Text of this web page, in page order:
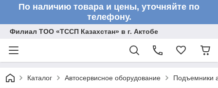
По наличию товара и цены, уточняйте по
телефону.
Филиал ТОО «ТССП Казахстан» в г. Актобе
Каталог Автосервисное оборудование Подъемники